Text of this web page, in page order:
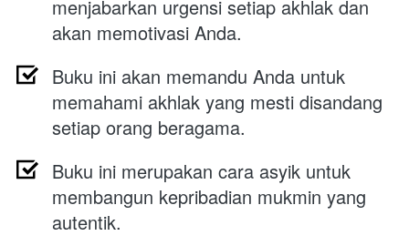
menjabarkan urgensi setiap akhlak dan
akan memotivasi Anda.
Buku ini akan memandu Anda untuk
memahami akhlak yang mesti disandang
setiap orang beragama.
Buku ini merupakan cara asyik untuk
membangun kepribadian mukmin yang
autentik.